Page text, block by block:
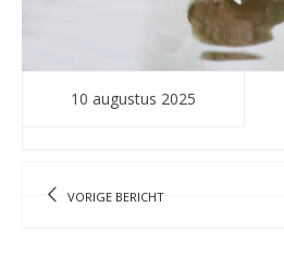
10 augustus 2025
VORIGE BERICHT